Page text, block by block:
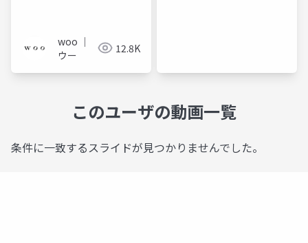
woo ｜
ウー
12.8K
このユーザの動画一覧
条件に一致するスライドが見つかりませんでした。